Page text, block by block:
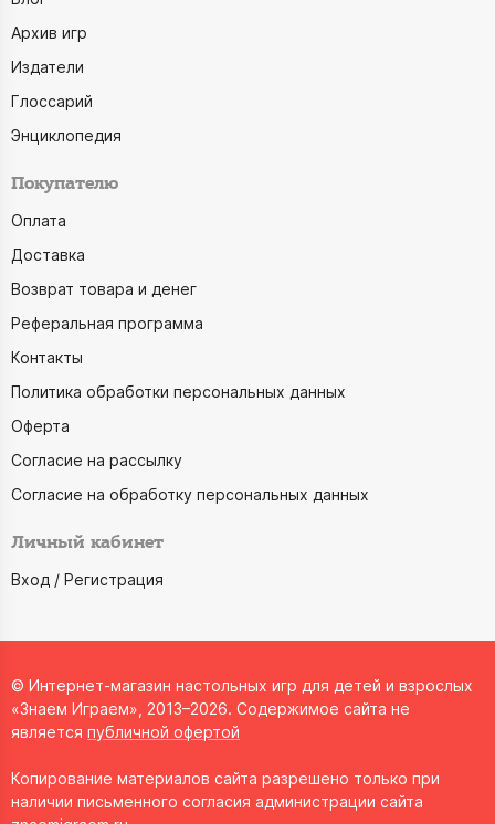
Архив игр
Издатели
Глоссарий
Энциклопедия
Покупателю
Оплата
Доставка
Возврат товара и денег
Реферальная программа
Контакты
Политика обработки персональных данных
Оферта
Согласие на рассылку
Согласие на обработку персональных данных
Личный кабинет
Вход / Регистрация
© Интернет-магазин настольных игр для детей и взрослых
«Знаем Играем», 2013–2026. Содержимое сайта не
является публичной офертой
Копирование материалов сайта разрешено только при
наличии письменного согласия администрации сайта